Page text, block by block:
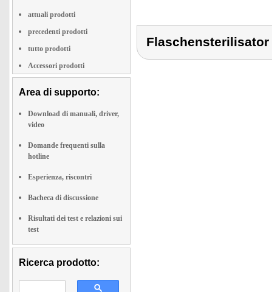
attuali prodotti
precedenti prodotti
tutto prodotti
Accessori prodotti
Area di supporto:
Download di manuali, driver,
video
Domande frequenti sulla
hotline
Esperienza, riscontri
Bacheca di discussione
Risultati dei test e relazioni sui
test
Ricerca prodotto:
Flaschensterilisator